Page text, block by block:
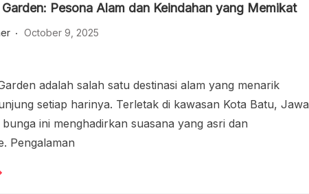
Pesona Alam dan Keindahan yang Memikat
October 9, 2025
adalah salah satu destinasi alam yang menarik
setiap harinya. Terletak di kawasan Kota Batu, Jawa
ini menghadirkan suasana yang asri dan
Pengalaman